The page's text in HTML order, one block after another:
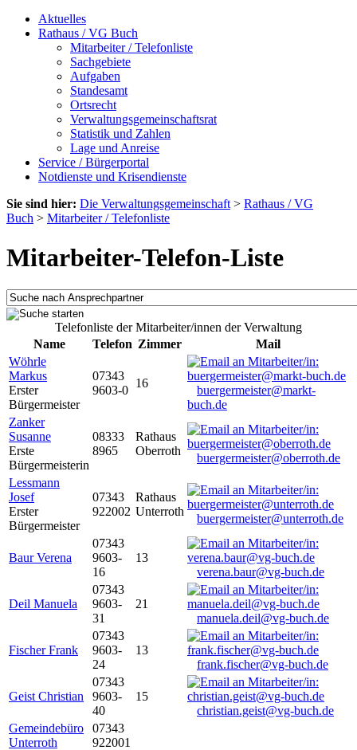
Aktuelles
Rathaus / VG Buch
Mitarbeiter / Telefonliste
Sachgebiete
Aufgaben
Standesamt
Ortsrecht
Verwaltungsgemeinschaftsrat
Statistik und Zahlen
Lage und Anreise
Service / Bürgerportal
Notdienste und Krisendienste
Sie sind hier: Die Verwaltungsgemeinschaft > Rathaus / VG
Buch > Mitarbeiter / Telefonliste
Mitarbeiter-Telefon-Liste
Telefonliste der Mitarbeiter/innen der Verwaltung
Name
Telefon Zimmer
Mail
Wöhrle
Markus
Erster
Bürgermeister
07343
9603-0
16
buergermeister@markt-
buch.de
Zanker
Susanne
Erste
Bürgermeisterin
08333
8965
Rathaus
Oberroth
buergermeister@oberroth.de
Lessmann
Josef
Erster
Bürgermeister
07343
922002
Rathaus
Unterroth
buergermeister@unterroth.de
Baur Verena
07343
9603-
16
13
verena.baur@vg-buch.de
Deil Manuela
07343
9603-
31
21
manuela.deil@vg-buch.de
Fischer Frank
07343
9603-
24
13
frank.fischer@vg-buch.de
Geist Christian
07343
9603-
40
15
christian.geist@vg-buch.de
Gemeindebüro
Unterroth
07343
922001